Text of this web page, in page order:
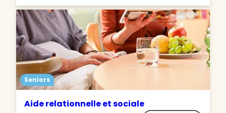
Seniors
Aide relationnelle et sociale